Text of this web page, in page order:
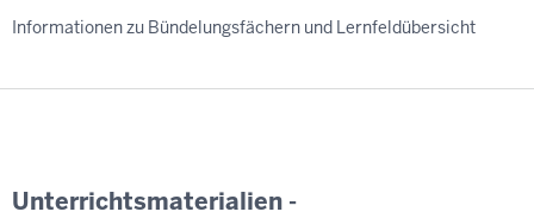
Informationen zu Bündelungsfächern und Lernfeldübersicht
Unterrichtsmaterialien -